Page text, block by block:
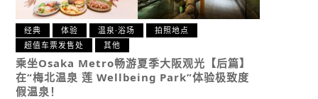
经典 体验 温泉·浴场
拍照地点
超值车票发售处
其他
乘坐Osaka Metro畅游夏季大阪观光【后篇】
在“梅北温泉 莲 Wellbeing Park”体验极致度
假温泉！